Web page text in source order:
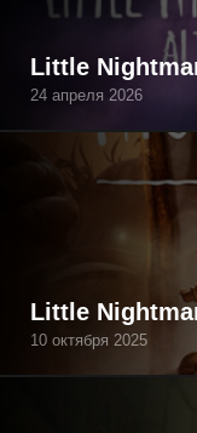
Little
24 апреля 2026
Little
10 октября 2025